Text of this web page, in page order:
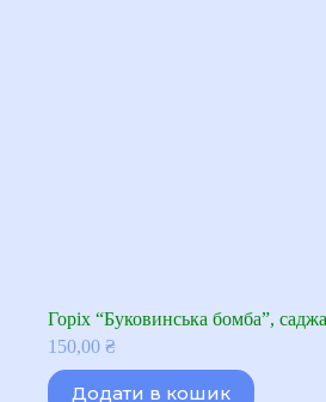
Горіх “Буковинська бомба”,
150,00 ₴
Додати в кошик